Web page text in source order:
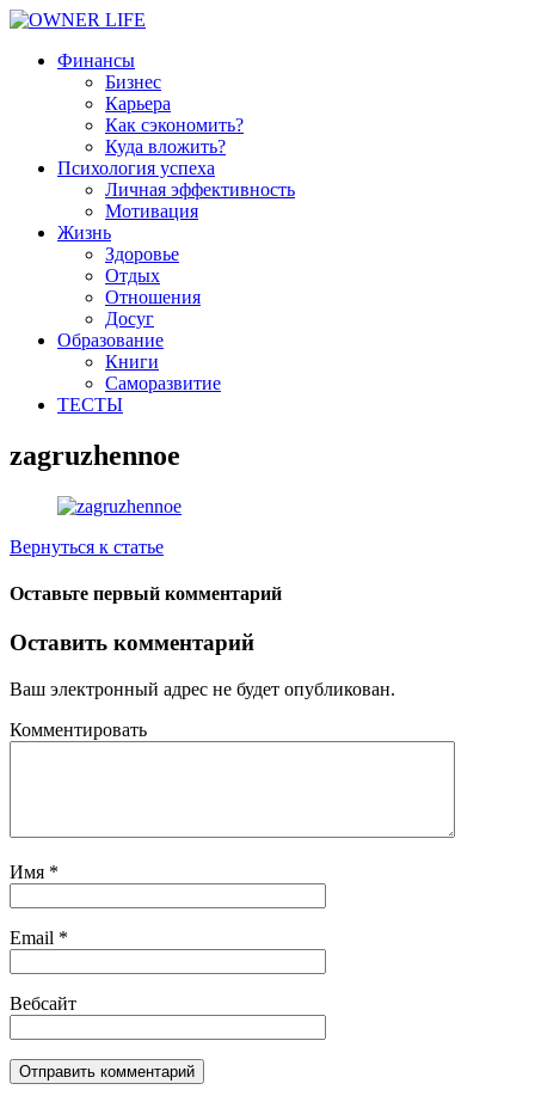
Финансы
Бизнес
Карьера
Как сэкономить?
Куда вложить?
Психология успеха
Личная эффективность
Мотивация
Жизнь
Здоровье
Отдых
Отношения
Досуг
Образование
Книги
Саморазвитие
ТЕСТЫ
zagruzhennoe
Вернуться к статье
Оставьте первый комментарий
Оставить комментарий
Ваш электронный адрес не будет опубликован.
Комментировать
Имя *
Email *
Вебсайт